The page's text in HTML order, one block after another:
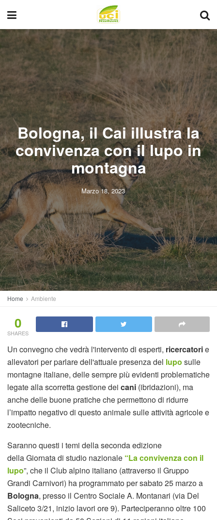
Bologna, il Cai illustra la
convivenza con il lupo in
montagna
Marzo 18, 2023
Home Ambiente
0
SHARES
Un convegno che vedrà l'intervento di esperti, ricercatorie
allevatori per parlare dell'attuale presenza del lupo sulle
montagne italiane, delle sempre più evidenti problematiche
legate alla scorretta gestione dei cani (ibridazioni), ma
anche delle buone pratiche che permettono di ridurre
l’impatto negativo di questo animale sulle attività agricole e
zootecniche.
Saranno questi i temi della seconda edizione
della Giornata di studio nazionale “La convivenza con il
lupo”, che il Club alpino italiano (attraverso il Gruppo
Grandi Carnivori) ha programmato per sabato 25 marzo a
Bologna, presso il Centro Sociale A. Montanari (via Del
Saliceto 3/21, inizio lavori ore 9). Parteciperanno oltre 100